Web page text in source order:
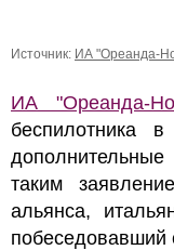
Источник: ИА "Ореанда-
ИА "Ореанда-
беспилотника
таким
альянса,
побеседовавший